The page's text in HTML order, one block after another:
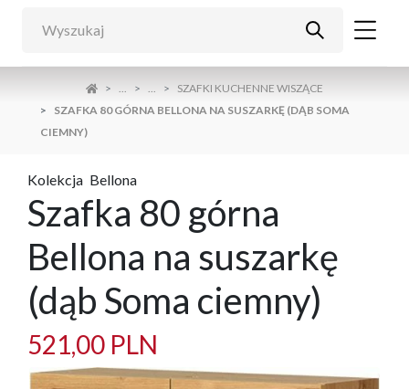
... ...
SZAFKI KUCHENNE WISZĄCE
SZAFKA 80 GÓRNA BELLONA NA SUSZARKĘ (DĄB SOMA
CIEMNY)
Kolekcja Bellona
Szafka 80 górna
Bellona na suszarkę
(dąb Soma ciemny)
521,00 PLN